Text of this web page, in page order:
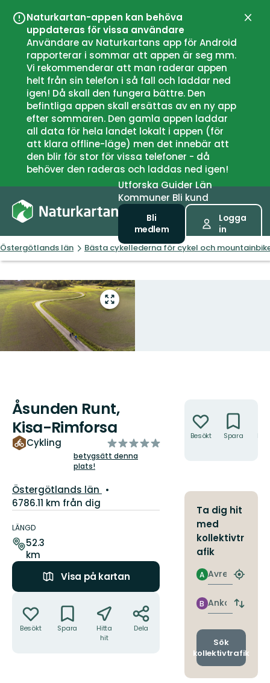
Naturkartan-appen kan behöva
uppdateras för vissa användare
Användare av Naturkartans app för Android
rapporterar i sommar att appen är seg mm.
Vi rekommenderar att man raderar appen
helt från sin telefon i så fall och laddar ned
igen! Då skall den fungera bättre. Den
befintliga appen skall ersättas av en ny app
efter sommaren. Den gamla appen laddar
all data för hela landet lokalt i appen (för
att klara offline-läge) men det innebär att
den blir för stor för vissa telefoner - då
behöver den raderas och laddas ned igen!
UtforskaGuiderLän
Kommuner Bli kund
Bli
medlem
Logga
in
Östergötlands län Bästa cykellederna för cykel och
Gå
till
helskärmsläge
Åsunden Runt,
Kisa-Rimforsa
Cykling
av
5
betygsätt denna
plats!
Län:
Östergötlands län
6786.11 km från dig
om
leden
LÄNGD
52.3
km
Visa på kartan
Besökt Spara
Hitta
hit
Dela
Besökt Spara
Ta dig hit
med
kollektivtr
afik
Avresa
A
Hitta
Ankomst
B
Byt
och
Sök
kollektivtrafik